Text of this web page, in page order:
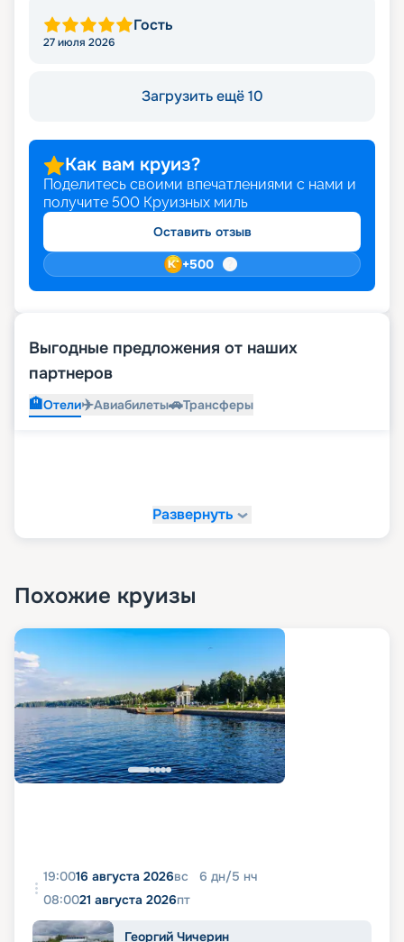
Гость
27 июля 2026
Загрузить ещё 10
Как вам круиз?
Поделитесь своими впечатлениями с нами и
получите 500 Круизных миль
Оставить отзыв
+500
Выгодные предложения от наших
партнеров
🏨Отели✈️Авиабилеты🚗Трансферы
Развернуть
Похожие круизы
19:0016 августа 2026вс 6 дн/5 нч
08:0021 августа 2026пт
Георгий Чичерин